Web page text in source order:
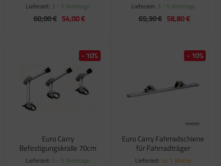
Lieferzeit: 3 - 5 Werktage
60,00 € 54,00 €
Lieferzeit: 3 - 5 Werktage
65,30 € 58,80 €
Euro Carry
Befestigungskralle 70cm
Lieferzeit: 3 - 5 Werktage
- 10%
Euro Carry Fahrradschiene
für Fahrradträger
Lieferzeit: ca. 1 Woche
- 10%